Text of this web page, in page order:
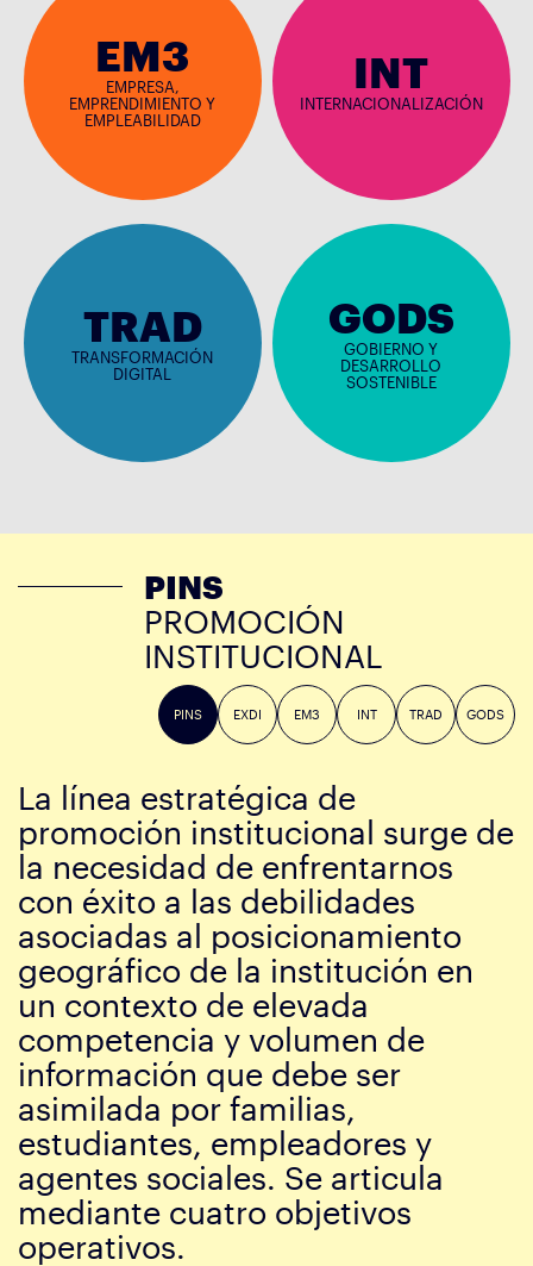
EM3
EMPRESA,
EMPRENDIMIENTO Y
EMPLEABILIDAD
INT
INTERNACIONALIZACIÓN
TRAD
TRANSFORMACIÓN
DIGITAL
GODS
GOBIERNO Y
DESARROLLO
SOSTENIBLE
PINS
PROMOCIÓN
INSTITUCIONAL
PINS EXDI EM3 INT TRAD GODS
La línea estratégica de
promoción institucional surge de
la necesidad de enfrentarnos
con éxito a las debilidades
asociadas al posicionamiento
geográfico de la institución en
un contexto de elevada
competencia y volumen de
información que debe ser
asimilada por familias,
estudiantes, empleadores y
agentes sociales. Se articula
mediante cuatro objetivos
operativos.